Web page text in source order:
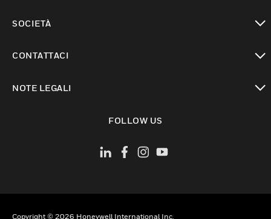
SOCIETÀ
CONTATTACI
NOTE LEGALI
FOLLOW US
Copyright © 2026 Honeywell International Inc.